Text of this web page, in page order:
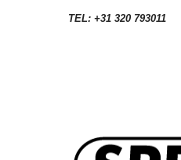
TEL: +31 320 793011